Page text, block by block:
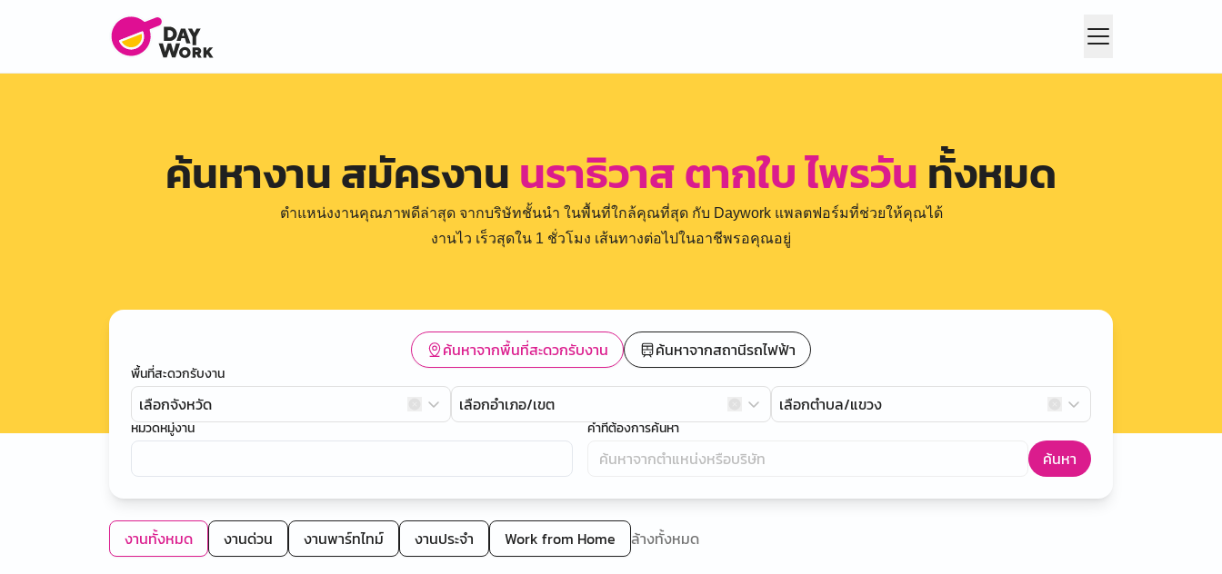
ค้นหางาน สมัครงาน นราธิวาส ตากใบ ไพรวัน ทั้งหมด
ตำแหน่งงานคุณภาพดีล่าสุด จากบริษัทชั้นนำ ในพื้นที่ใกล้คุณที่สุด กับ Daywork แพลตฟอร์มที่ช่วยให้คุณได้
งานไว เร็วสุดใน 1 ชั่วโมง เส้นทางต่อไปในอาชีพรอคุณอยู่
ค้นหาจากพื้นที่สะดวกรับงาน ค้นหาจากสถานีรถไฟฟ้า
พื้นที่สะดวกรับงาน
เลือกจังหวัด เลือกอำเภอ/เขต เลือกตำบล/แขวง
หมวดหมู่งาน คำที่ต้องการค้นหา
ค้นหา
งานทั้งหมด งานด่วน งานพาร์ทไทม์ งานประจำ Work from Home ล้างทั้งหมด